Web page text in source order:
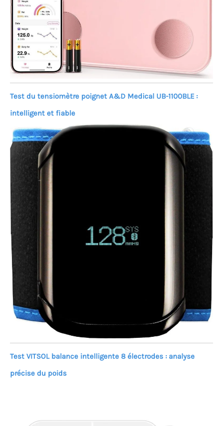
Test du tensiomètre poignet A&D Medical UB-1100BLE :
intelligent et fiable
Test VITSOL balance intelligente 8 électrodes : analyse
précise du poids